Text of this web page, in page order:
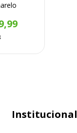
Institucional